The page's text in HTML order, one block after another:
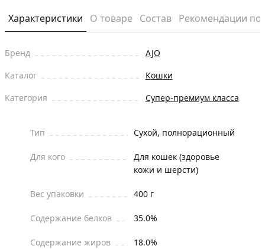
Характеристики О товаре Состав Рекомендации
Бренд
AJO
Каталог
Кошки
Категория
Супер-премиум класса
Тип Сухой, полнорационный
Для кого
Для кошек (здоровье
кожи и шерсти)
Вес упаковки 400 г
Содержание белков 35.0%
Содержание жиров 18.0%